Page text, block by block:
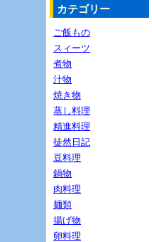
カテゴリー
ご飯もの
スィーツ
煮物
汁物
焼き物
蒸し料理
精進料理
徒然日記
豆料理
鍋物
肉料理
麺類
揚げ物
卵料理